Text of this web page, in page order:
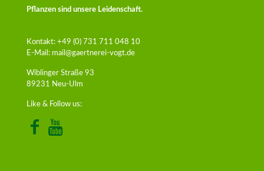
Pflanzen sind unsere Leidenschaft.
Kontakt: +49 (0) 731 711 048 10
E-Mail: mail@gaertnerei-vogt.de
Wiblinger Straße 93
89231 Neu-Ulm
Like & Follow us: